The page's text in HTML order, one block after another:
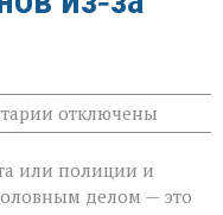
к
записи
сыграли
на
отключены
или полиции и
делом — это